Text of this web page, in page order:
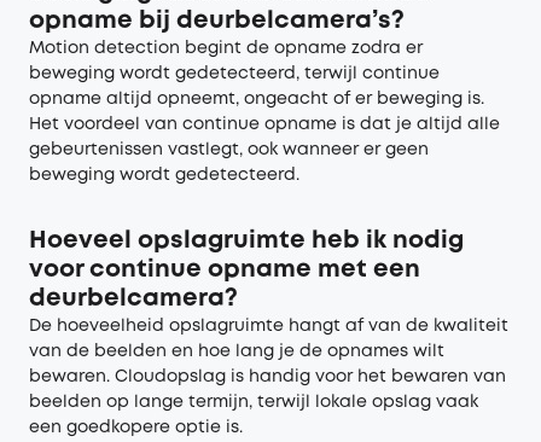
opname bij deurbelcamera’s?
Motion detection begint de opname zodra er
beweging wordt gedetecteerd, terwijl continue
opname altijd opneemt, ongeacht of er beweging is.
Het voordeel van continue opname is dat je altijd alle
gebeurtenissen vastlegt, ook wanneer er geen
beweging wordt gedetecteerd.
Hoeveel opslagruimte heb ik nodig
voor continue opname met een
deurbelcamera?
De hoeveelheid opslagruimte hangt af van de kwaliteit
van de beelden en hoe lang je de opnames wilt
bewaren. Cloudopslag is handig voor het bewaren van
beelden op lange termijn, terwijl lokale opslag vaak
een goedkopere optie is.